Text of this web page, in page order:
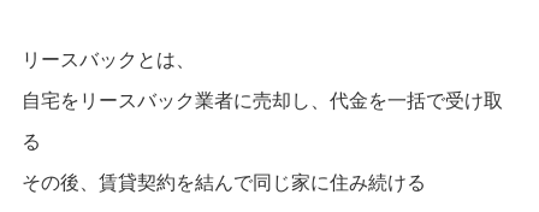
リースバックとは、
自宅をリースバック業者に売却し、代金を一括で受け取
る
その後、賃貸契約を結んで同じ家に住み続ける